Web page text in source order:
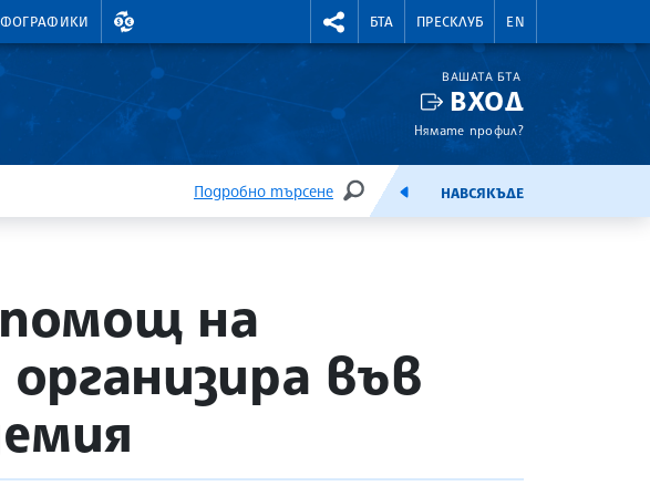
ВАЛУТНИ КУРСОВЕ RIGHTMENU.SOCIAL
БТА ПРЕСКЛУБ EN
ВАШАТА БТА
ВХОД
Нямате профил?
Подробно търсене
ТЪРСЕНЕЕМИСИЯНАВСЯКЪДЕ
на
във